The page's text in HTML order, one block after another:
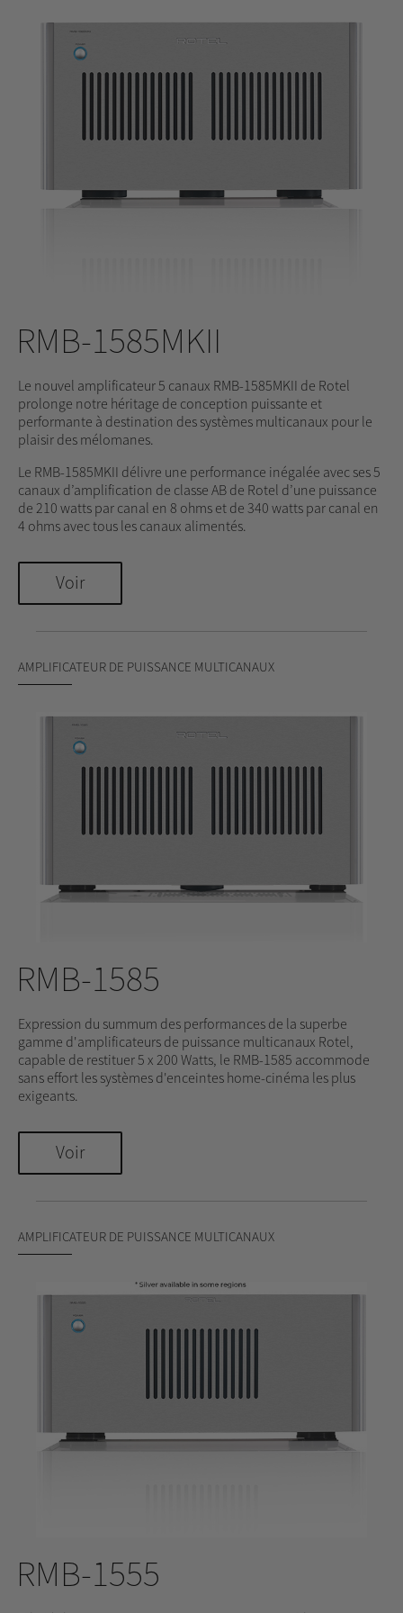
RMB-1585MKII
Le nouvel amplificateur 5 canaux RMB-1585MKII de Rotel
prolonge notre héritage de conception puissante et
performante à destination des systèmes multicanaux pour le
plaisir des mélomanes.
Le RMB-1585MKII délivre une performance inégalée avec ses 5
canaux d’amplification de classe AB de Rotel d’une puissance
de 210 watts par canal en 8 ohms et de 340 watts par canal en
4 ohms avec tous les canaux alimentés.
Voir
AMPLIFICATEUR DE PUISSANCE MULTICANAUX
RMB-1585
Expression du summum des performances de la superbe
gamme d'amplificateurs de puissance multicanaux Rotel,
capable de restituer 5 x 200 Watts, le RMB-1585 accommode
sans effort les systèmes d'enceintes home-cinéma les plus
exigeants.
Voir
AMPLIFICATEUR DE PUISSANCE MULTICANAUX
RMB-1555